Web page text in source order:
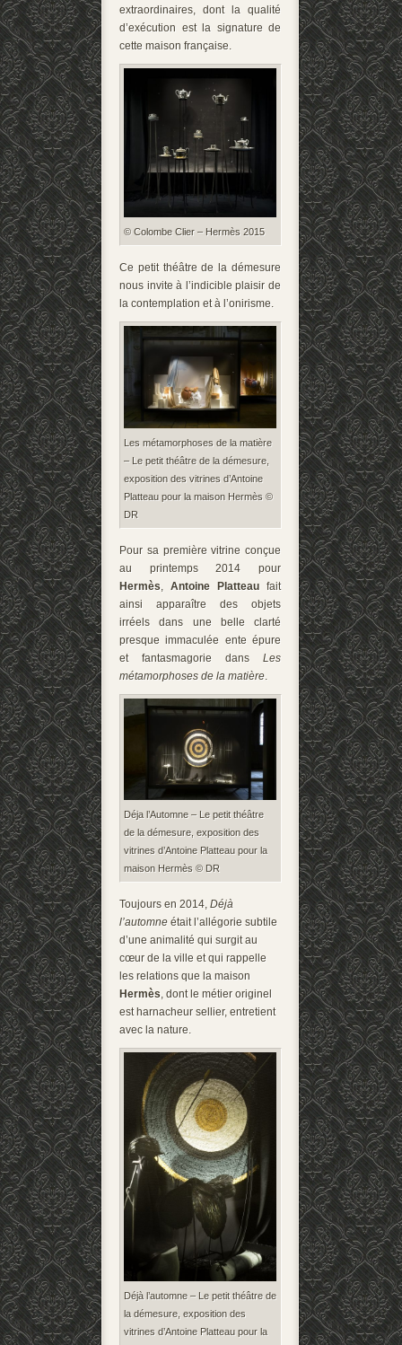
extraordinaires, dont la qualité
d’exécution est la signature de
cette maison française.
© Colombe Clier – Hermès 2015
Ce petit théâtre de la démesure
nous invite à l’indicible plaisir de
la contemplation et à l’onirisme.
Les métamorphoses de la matière
– Le petit théâtre de la démesure,
exposition des vitrines d’Antoine
Platteau pour la maison Hermès ©
DR
Pour sa première vitrine conçue
au printemps 2014 pour
Hermès
Antoine Platteau fait
ainsi apparaître des objets
irréels dans une belle clarté
presque immaculée ente épure
et fantasmagorie dans Les
métamorphoses de la matière
Déja l’Automne – Le petit théâtre
de la démesure, exposition des
vitrines d’Antoine Platteau pour la
maison Hermès © DR
Toujours en 2014, Déjà
l’automne était l’allégorie subtile
d’une animalité qui surgit au
cœur de la ville et qui rappelle
les relations que la maison
Hermès, dont le métier originel
est harnacheur sellier, entretient
avec la nature.
Déjà l’automne – Le petit théâtre de
la démesure, exposition des
vitrines d’Antoine Platteau pour la